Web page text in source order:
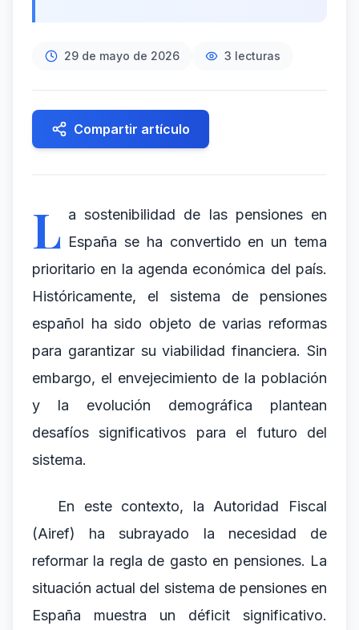
29 de mayo de 2026 3 lecturas
Compartir artículo
L a sostenibilidad de las pensiones en
España se ha convertido en un tema
prioritario en la agenda económica del país.
Históricamente, el sistema de pensiones
español ha sido objeto de varias reformas
para garantizar su viabilidad financiera. Sin
embargo, el envejecimiento de la población
y la evolución demográfica plantean
desafíos significativos para el futuro del
sistema.
En este contexto, la Autoridad Fiscal
(Airef) ha subrayado la necesidad de
reformar la regla de gasto en pensiones. La
situación actual del sistema de pensiones en
España muestra un déficit significativo.